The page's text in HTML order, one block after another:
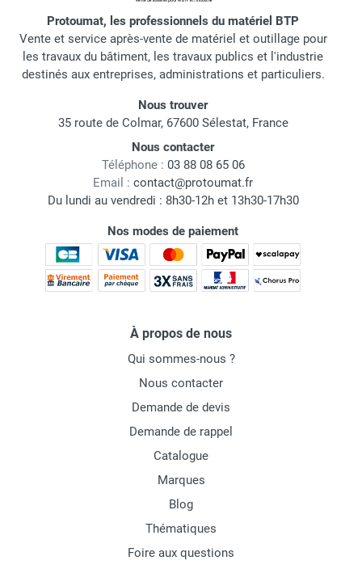
Protoumat, les professionnels du matériel BTP
Vente et service après-vente de matériel et outillage pour
les travaux du bâtiment, les travaux publics et l'industrie
destinés aux entreprises, administrations et particuliers.
Nous trouver
35 route de Colmar, 67600 Sélestat, France
Nous contacter
Téléphone : 03 88 08 65 06
Email : contact@protoumat.fr
Du lundi au vendredi : 8h30-12h et 13h30-17h30
Nos modes de paiement
À propos de nous
Qui sommes-nous ?
Nous contacter
Demande de devis
Demande de rappel
Catalogue
Marques
Blog
Thématiques
Foire aux questions